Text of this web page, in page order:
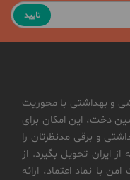
تایید
و بهداشتی با محوریت
دخت، این امکان برای
و برقی مدنظرتان را
ایران تحویل بگیرد. از
با نماد اعتماد، ارائه